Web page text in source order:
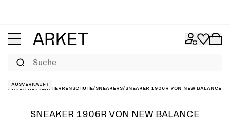
Suche
ARKET/ Herren/ Herrenschuhe/Sneakers/Sneaker 1906R von New Balance
Ausverkauft
SNEAKER 1906R VON NEW BALANCE